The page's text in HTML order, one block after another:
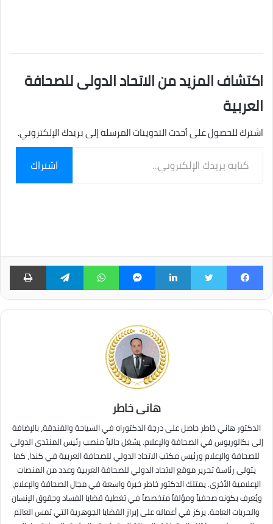
اكتشاف المزيد من الاتحاد الدولى للصحافة
العربية
اشترك للحصول على أحدث التدوينات المرسلة إلى بريدك الإلكتروني.
بريدك
الإلكتروني...
اشتراك
فيسبوك لينكدإن ماسنجر واتساب تيلقرام
هانى خاطر
الدكتور هاني خاطر حاصل على درجة الدكتوراه في السياحة والفندقة، بالإضافة
إلى بكالوريوس في الصحافة والإعلام. يشغل حالياً منصب رئيس المنتدى الدولى
للصحافة والإعلام ورئيس مكتب الاتحاد الدولي للصحافة العربية في كندا، كما
يتولى رئاسة تحرير موقع الاتحاد الدولي للصحافة العربية وعدد من المنصات
الإعلامية الأخرى. يمتلك الدكتور خاطر خبرة واسعة في مجال الصحافة والإعلام،
ويُعرف بكونه صحفياً ومؤلفاً متخصصاً في تغطية قضايا الفساد وحقوق الإنسان
والحريات العامة. يركز في أعماله على إبراز القضايا الجوهرية التي تمس العالم